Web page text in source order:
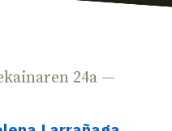
24a —